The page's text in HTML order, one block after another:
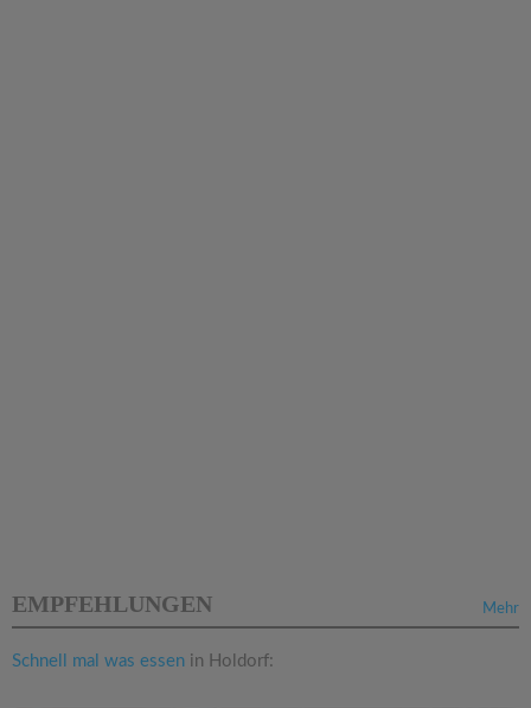
Mehr
EMPFEHLUNGEN
Schnell mal was essen in Holdorf: